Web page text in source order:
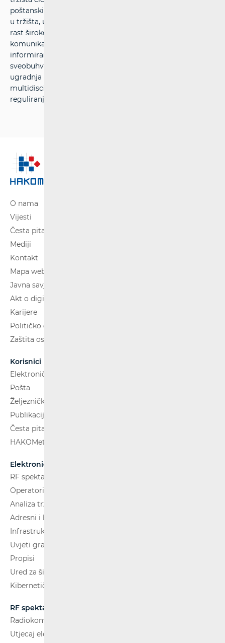
poštanskih usluga, podržavanje rasta ulaganja i inovacija
u tržišta, učinkovita uporaba ograničenih resursa, ubrzani
rast širokopojasnih usluga, velika ponude
komunikacijskih, željezničkih i poštanskih usluga, zaštita i
informiranje korisnika, izgradnja učinkovitog i
sveobuhvatnog informacijskog sustava, određivanje i
ugradnja učinkovitih procesa te stjecanje
multidisciplinarnih stručnosti i znanja u području
reguliranja tržišta.
O nama
Vijesti
Česta pitanja
Mediji
Kontakt
Mapa weba
Javna savjetovanja
Akt o digitalnim uslugama
Karijere
Političko oglašavanje
Zaštita osobnih podataka
Korisnici
Elektroničke komunikacije
Pošta
Željeznički putnički prijevoz
Publikacije
Česta pitanja
HAKOMetar
Elektroničke komunikacije
RF spektar
Operatori i usluge
Analiza tržišta
Adresni i brojevni prostor
Infrastruktura
Uvjeti gradnje
Propisi
Ured za širokopojasnost (BCO)
Kibernetička sigurnost
RF spektar
Radiokomunikacije i radiodifuzija
Utjecaj elektromagnetskih polja (EMP)